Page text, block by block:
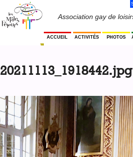
navigation
Association gay de
Menu
UtilisateurACCUEIL ACTIVITÉS PHOTOS
top
20211113_1918442.jpg